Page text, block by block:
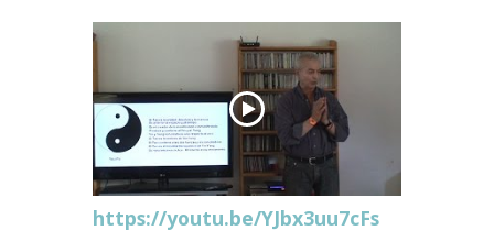
https://youtu.be/YJbx3uu7cFs